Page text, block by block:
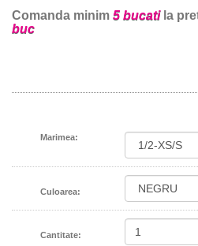
Comanda minim 5 bucatila
buc
Marimea:
Culoarea:
Cantitate: